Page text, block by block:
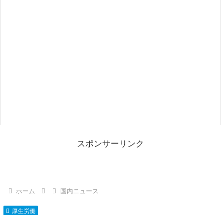
スポンサーリンク
ホーム 国内ニュース
厚生労働